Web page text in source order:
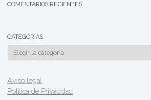
COMENTARIOS RECIENTES
CATEGORÍAS
Categorías
Aviso legal
Política de Privacidad